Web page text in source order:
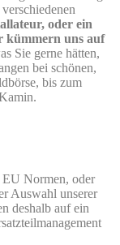
oder ein
kümmern uns auf
Sie gerne hätten,
bei schönen,
bis zum
EU Normen, oder
Auswahl unserer
deshalb auf ein